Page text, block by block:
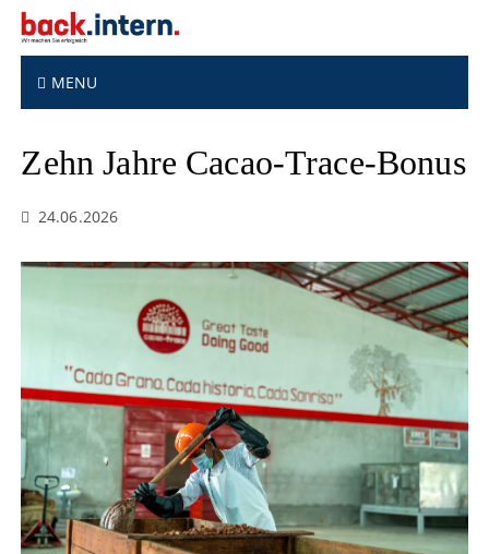
MENU
Zehn Jahre Cacao-Trace-Bonus
24.06.2026